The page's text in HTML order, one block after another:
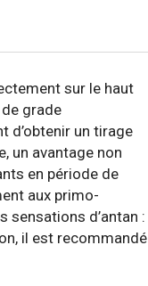
sur le haut
grade
d’obtenir un tirage
un avantage non
en période de
aux primo-
sensations d’antan :
il est recommandé